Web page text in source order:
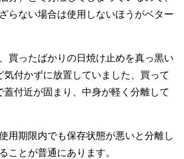
らない場合は使用しないほうがベター
買ったばかりの日焼け止めを真っ黒い
気付かずに放置していました、買って
蓋付近が固まり、中身が軽く分離して
用期限内でも保存状態が悪いと分離し
ことが普通にあります。